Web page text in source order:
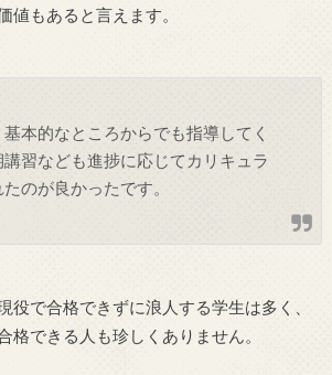
値もあると言えます。
本的なところからでも指導してく
習なども進捗に応じてカリキュラ
のが良かったです。
役で合格できずに浪人する学生は多く、
格できる人も珍しくありません。